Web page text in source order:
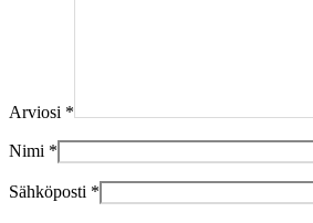
Arviosi *
Nimi *
Sähköposti *